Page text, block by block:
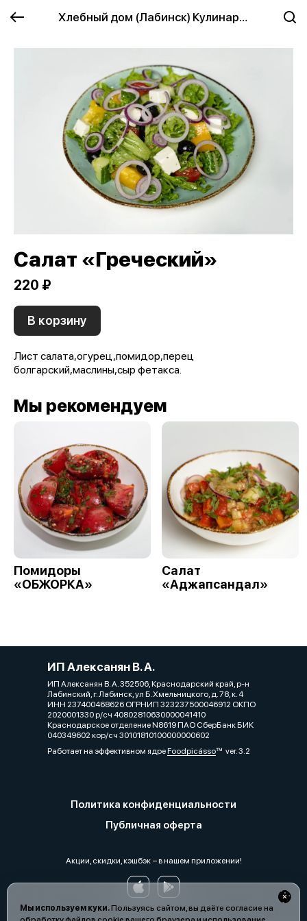
Хлебный дом (Лабинск) Кулинария
Мы используем куки.Пользуясь сайтом, вы даёте согласие на
Салат «Греческий»
220 ₽
В корзину
Лист салата,огурец,помидор,перец
болгарский,маслины,сыр фетакса.
Мы рекомендуем
Помидоры
«ОБЖОРКА»
Салат
«Аджапсандал»
ИП Алексанян В. А.
ИП Алексанян В. А. 352506, Краснодарский край, р-н
Лабинский, г. Лабинск, ул Б.Хмельницкого, д. 78, к. 4
ИНН 237400468626 ОГРНИП 323237500046912 ОКПО
2020001330 р/сч 40802810630000041410
Краснодарское отделение N8619 ПАО СберБанк БИК
040349602 кор/сч 30101810100000000602
Работает на эффективном ядреFoodpicássover. 3.2
Политика конфиденциальности
Публичная оферта
Акции, скидки, кэшбэк − в нашем приложении!